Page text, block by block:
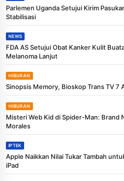
Parlemen Uganda Setujui Kirim
Stabilisasi
NEWS
FDA AS Setujui Obat Kanker Kulit
Melanoma Lanjut
HIBURAN
Sinopsis Memory, Bioskop Trans TV 7
HIBURAN
Misteri Web Kid di Spider-Man: Brand
Morales
IPTEK
Apple Naikkan Nilai Tukar Tambah
iPad